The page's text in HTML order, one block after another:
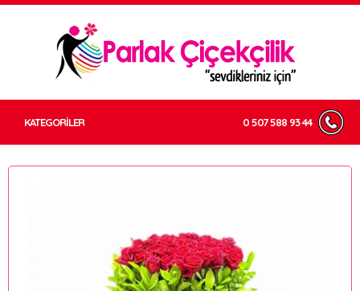
KATEGORİLER 0 507 588 93 44